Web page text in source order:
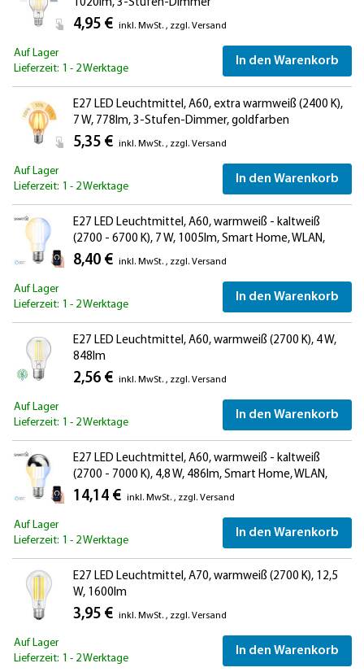
1020lm, 3-Stufen-Dimmer
4,95 € inkl. MwSt. , zzgl. Versand
Auf Lager
Lieferzeit: 1 - 2 Werktage
In den Warenkorb
E27 LED Leuchtmittel, A60, extra warmweiß (2400 K),
7 W, 778lm, 3-Stufen-Dimmer, goldfarben
5,35 € inkl. MwSt. , zzgl. Versand
Auf Lager
Lieferzeit: 1 - 2 Werktage
In den Warenkorb
E27 LED Leuchtmittel, A60, warmweiß - kaltweiß
(2700 - 6700 K), 7 W, 1005lm, Smart Home, WLAN,
Alexa
8,40 € inkl. MwSt. , zzgl. Versand
Auf Lager
Lieferzeit: 1 - 2 Werktage
In den Warenkorb
E27 LED Leuchtmittel, A60, warmweiß (2700 K), 4 W,
848lm
2,56 € inkl. MwSt. , zzgl. Versand
Auf Lager
Lieferzeit: 1 - 2 Werktage
In den Warenkorb
E27 LED Leuchtmittel, A60, warmweiß - kaltweiß
(2700 - 7000 K), 4,8 W, 486lm, Smart Home, WLAN,
Alexa, Kopfspiegel (silber)
14,14 € inkl. MwSt. , zzgl. Versand
Auf Lager
Lieferzeit: 1 - 2 Werktage
In den Warenkorb
E27 LED Leuchtmittel, A70, warmweiß (2700 K), 12,5
W, 1600lm
3,95 € inkl. MwSt. , zzgl. Versand
Auf Lager
Lieferzeit: 1 - 2 Werktage
In den Warenkorb